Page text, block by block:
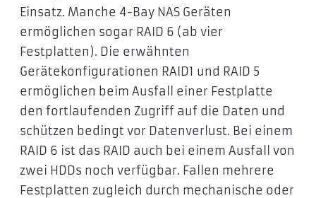
Einsatz. Manche 4-Bay NAS Geräten
ermöglichen sogar RAID 6 (ab vier
Festplatten). Die erwähnten
Gerätekonfigurationen RAID1 und RAID 5
ermöglichen beim Ausfall einer Festplatte
den fortlaufenden Zugriff auf die Daten und
schützen bedingt vor Datenverlust. Bei einem
RAID 6 ist das RAID auch bei einem Ausfall von
zwei HDDs noch verfügbar. Fallen mehrere
Festplatten zugleich durch mechanische oder